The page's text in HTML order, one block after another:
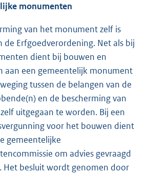
monumenten
van het monument zelf is
de Erfgoedverordening. Net als bij
dient bij bouwen en
aan een gemeentelijk monument
tussen de belangen van de
en de bescherming van
uitgegaan te worden. Bij een
voor het bouwen dient
gemeentelijke
om advies gevraagd
Het besluit wordt genomen door